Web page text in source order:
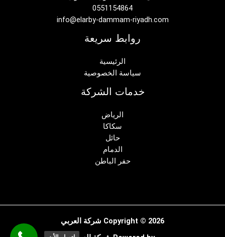
0551154864
info@elarby-dammam-riyadh.com
روابط سريعة
الرئيسية
سياسة الخصوصية
خدمات الشركة
الرياض
سكاكا
حائل
الدمام
حفر الباطن
Copyright © 2026 شركة العربي